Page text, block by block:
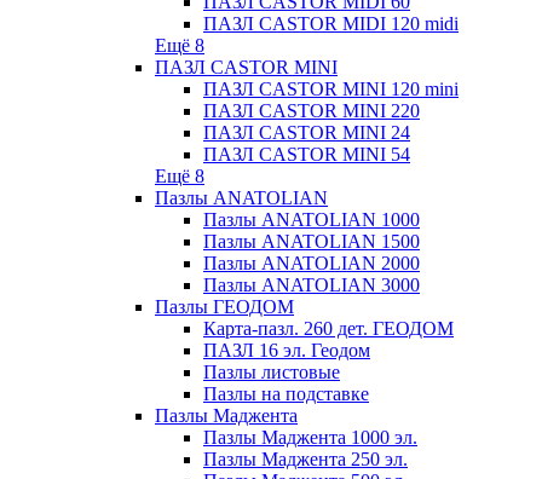
ПАЗЛ CASTOR MIDI 120 midi
Ещё 8
ПАЗЛ CASTOR MINI
ПАЗЛ CASTOR MINI 120 mini
ПАЗЛ CASTOR MINI 220
ПАЗЛ CASTOR MINI 24
ПАЗЛ CASTOR MINI 54
Ещё 8
Пазлы ANATOLIAN
Пазлы ANATOLIAN 1000
Пазлы ANATOLIAN 1500
Пазлы ANATOLIAN 2000
Пазлы ANATOLIAN 3000
Пазлы ГЕОДОМ
Карта-пазл. 260 дет. ГЕОДОМ
ПАЗЛ 16 эл. Геодом
Пазлы листовые
Пазлы на подставке
Пазлы Маджента
Пазлы Маджента 1000 эл.
Пазлы Маджента 250 эл.